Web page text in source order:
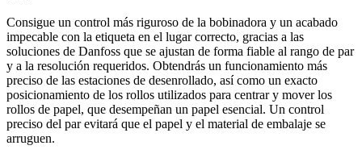
Consigue un control más riguroso de la bobinadora y un acabado
impecable con la etiqueta en el lugar correcto, gracias a las
soluciones de Danfoss que se ajustan de forma fiable al rango de par
y a la resolución requeridos. Obtendrás un funcionamiento más
preciso de las estaciones de desenrollado, así como un exacto
posicionamiento de los rollos utilizados para centrar y mover los
rollos de papel, que desempeñan un papel esencial. Un control
preciso del par evitará que el papel y el material de embalaje se
arruguen.